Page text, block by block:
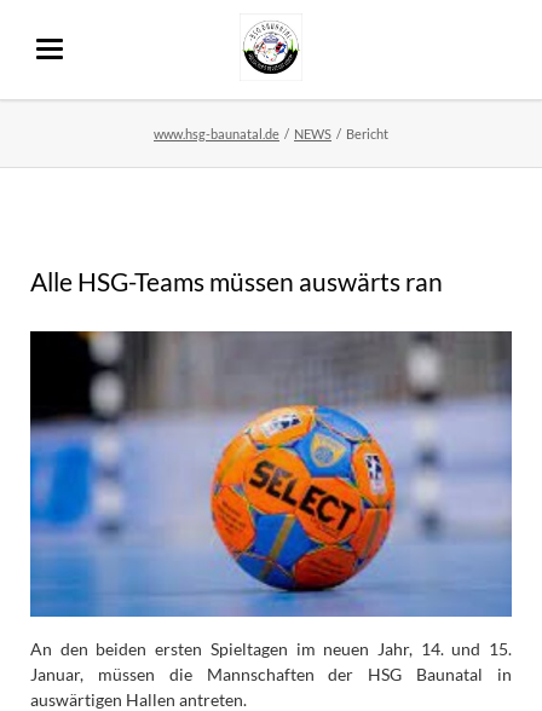
www.hsg-baunatal.de NEWS Bericht
Alle HSG-Teams müssen auswärts ran
An den beiden ersten Spieltagen im neuen Jahr, 14. und 15.
Januar, müssen die Mannschaften der HSG Baunatal in
auswärtigen Hallen antreten.